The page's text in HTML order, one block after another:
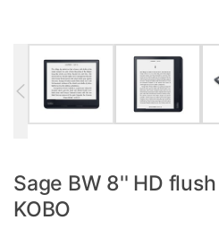
Sage BW 8'' HD flush
KOBO